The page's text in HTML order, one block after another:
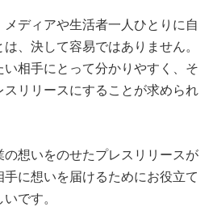
メディアや生活者一人ひとりに自
、決して容易ではありません。
相手にとって分かりやすく、そ
スリリースにすることが求められ
の想いをのせたプレスリリースが
に想いを届けるためにお役立て
です。